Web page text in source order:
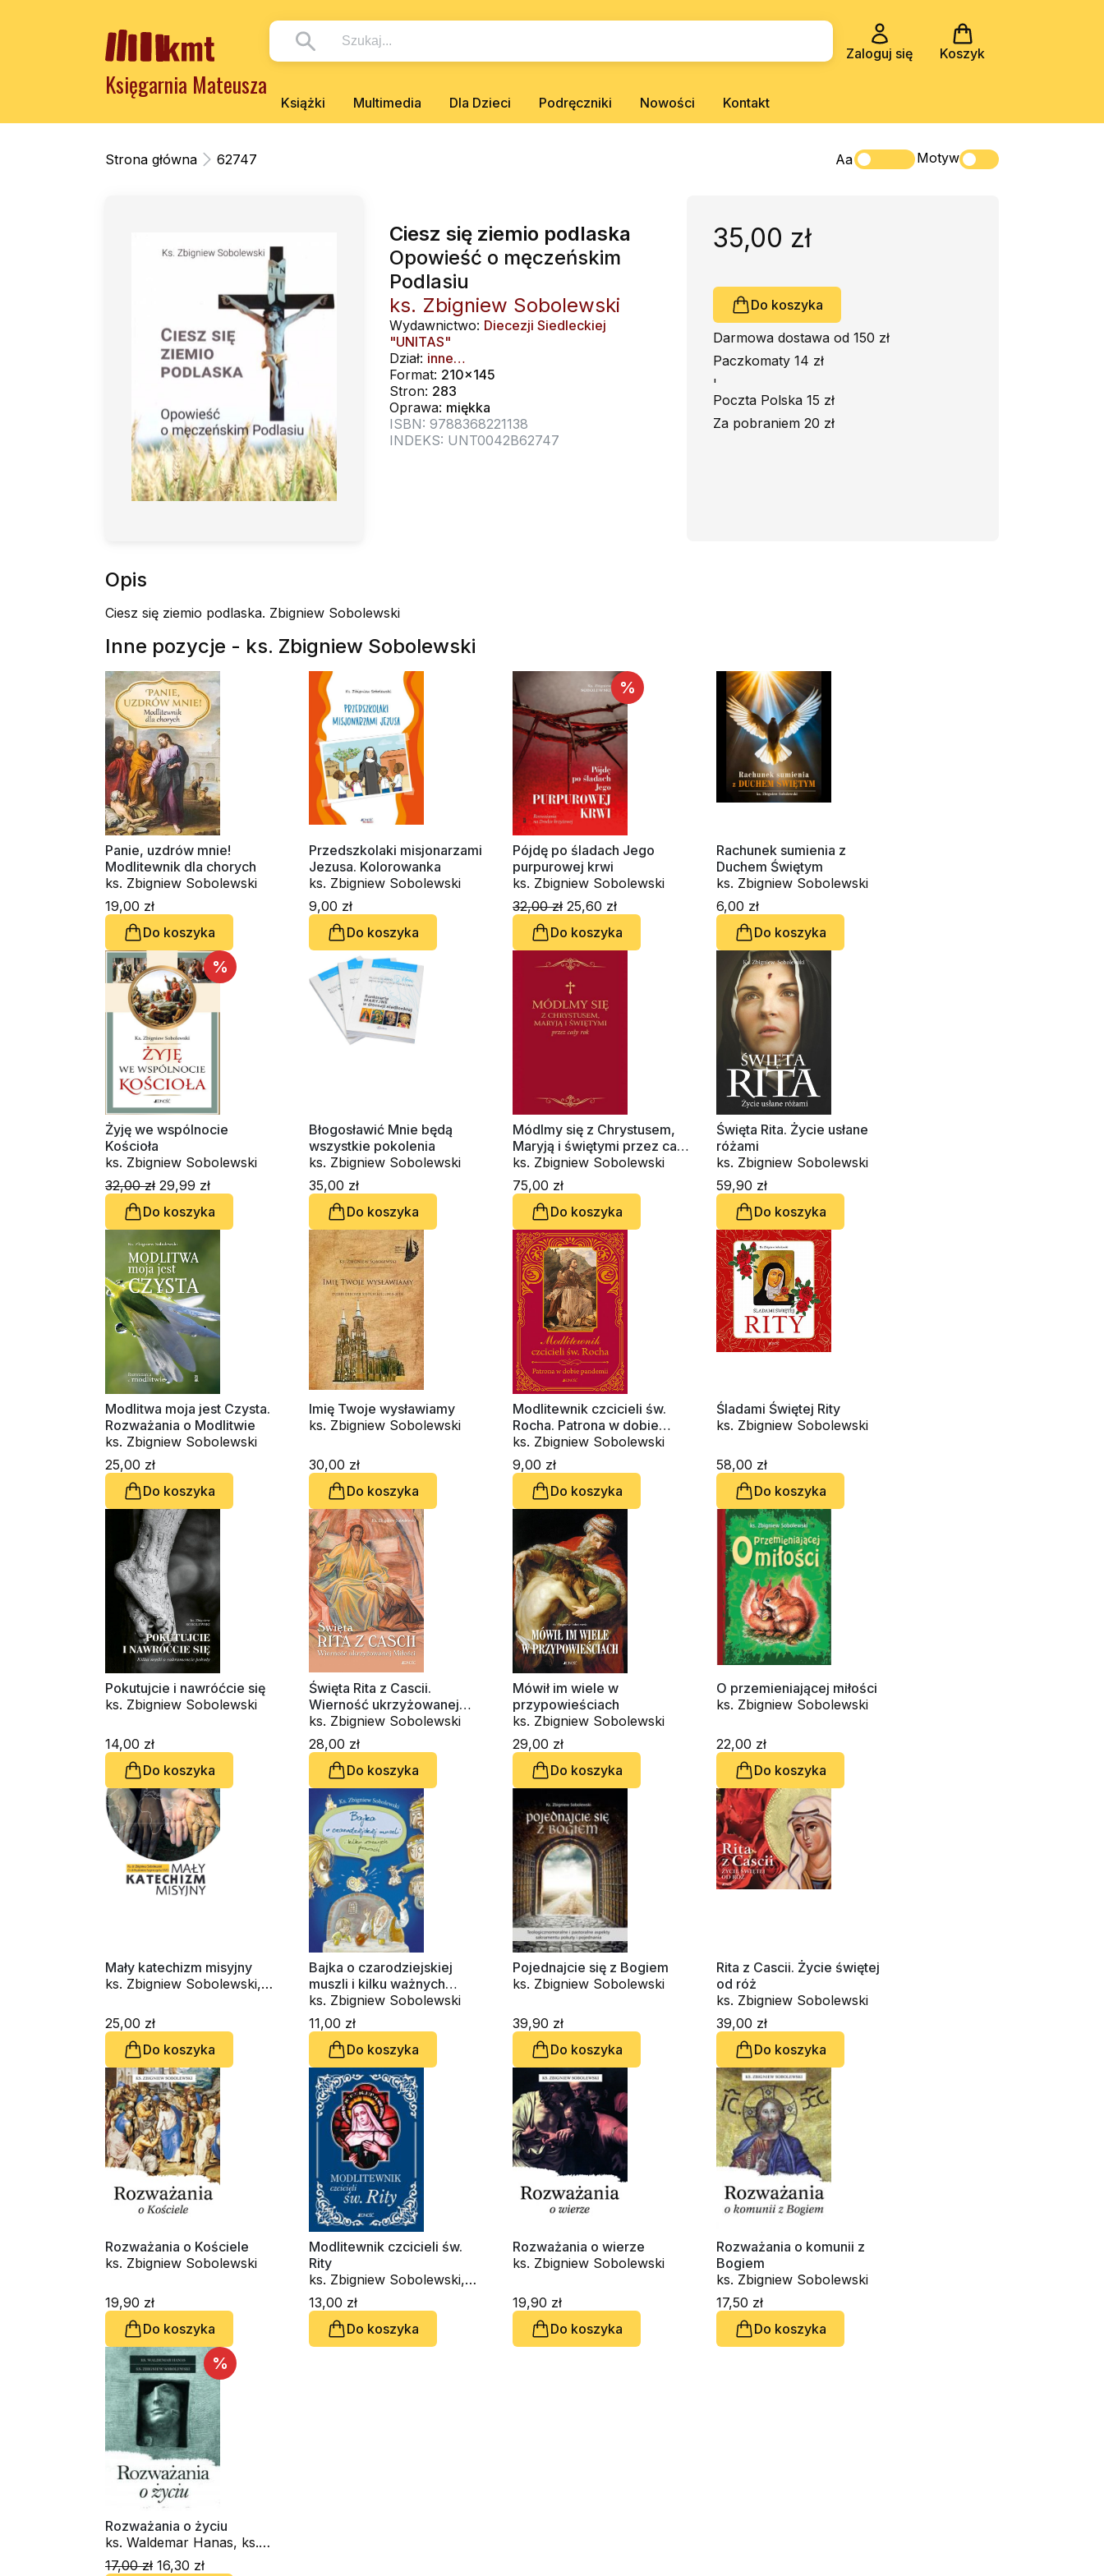
Zaloguj się Koszyk
Księgarnia Mateusza
Książki Multimedia Dla Dzieci Podręczniki Nowości Kontakt
Strona główna 62747 Aa Motyw
Ciesz się ziemio podlaska
Opowieść o męczeńskim
Podlasiu
ks. Zbigniew Sobolewski
Wydawnictwo: Diecezji Siedleckiej
"UNITAS"
Dział: inne…
Format: 210x145
Stron: 283
Oprawa: miękka
ISBN: 9788368221138
INDEKS: UNT0042B62747
35,00 zł
Do koszyka
Darmowa dostawa od 150 zł
Paczkomaty 14 zł
'
Poczta Polska 15 zł
Za pobraniem 20 zł
Opis
Ciesz się ziemio podlaska. Zbigniew Sobolewski
Inne pozycje - ks. Zbigniew Sobolewski
Panie, uzdrów mnie!
Modlitewnik dla chorych
ks. Zbigniew Sobolewski
19,00 zł
Do koszyka
Przedszkolaki misjonarzami
Jezusa. Kolorowanka
ks. Zbigniew Sobolewski
9,00 zł
Do koszyka
%
Pójdę po śladach Jego
purpurowej krwi
ks. Zbigniew Sobolewski
32,00 zł 25,60 zł
Do koszyka
Rachunek sumienia z
Duchem Świętym
ks. Zbigniew Sobolewski
6,00 zł
Do koszyka
%
Żyję we wspólnocie
Kościoła
ks. Zbigniew Sobolewski
32,00 zł 29,99 zł
Do koszyka
Błogosławić Mnie będą
wszystkie pokolenia
ks. Zbigniew Sobolewski
35,00 zł
Do koszyka
Módlmy się z Chrystusem,
Maryją i świętymi przez cały
rok
ks. Zbigniew Sobolewski
75,00 zł
Do koszyka
Święta Rita. Życie usłane
różami
ks. Zbigniew Sobolewski
59,90 zł
Do koszyka
Modlitwa moja jest Czysta.
Rozważania o Modlitwie
ks. Zbigniew Sobolewski
25,00 zł
Do koszyka
Imię Twoje wysławiamy
ks. Zbigniew Sobolewski
30,00 zł
Do koszyka
Modlitewnik czcicieli św.
Rocha. Patrona w dobie
pandemii
ks. Zbigniew Sobolewski
9,00 zł
Do koszyka
Śladami Świętej Rity
ks. Zbigniew Sobolewski
58,00 zł
Do koszyka
Pokutujcie i nawróćcie się
ks. Zbigniew Sobolewski
14,00 zł
Do koszyka
Święta Rita z Cascii.
Wierność ukrzyżowanej
Miłości
ks. Zbigniew Sobolewski
28,00 zł
Do koszyka
Mówił im wiele w
przypowieściach
ks. Zbigniew Sobolewski
29,00 zł
Do koszyka
O przemieniającej miłości
ks. Zbigniew Sobolewski
22,00 zł
Do koszyka
Mały katechizm misyjny
ks. Zbigniew Sobolewski,
25,00 zł
Do koszyka
Bajka o czarodziejskiej
muszli i kilku ważnych
sprawach
ks. Zbigniew Sobolewski
11,00 zł
Do koszyka
Pojednajcie się z Bogiem
ks. Zbigniew Sobolewski
39,90 zł
Do koszyka
Rita z Cascii. Życie świętej
od róż
ks. Zbigniew Sobolewski
39,00 zł
Do koszyka
Rozważania o Kościele
ks. Zbigniew Sobolewski
19,90 zł
Do koszyka
Modlitewnik czcicieli św.
Rity
ks. Zbigniew Sobolewski,
Ks. Marek Matusik
13,00 zł
Do koszyka
Rozważania o wierze
ks. Zbigniew Sobolewski
19,90 zł
Do koszyka
Rozważania o komunii z
Bogiem
ks. Zbigniew Sobolewski
17,50 zł
Do koszyka
%
Rozważania o życiu
ks. Waldemar Hanas, ks.
Zbigniew Sobolewski
17,00 zł 16,30 zł